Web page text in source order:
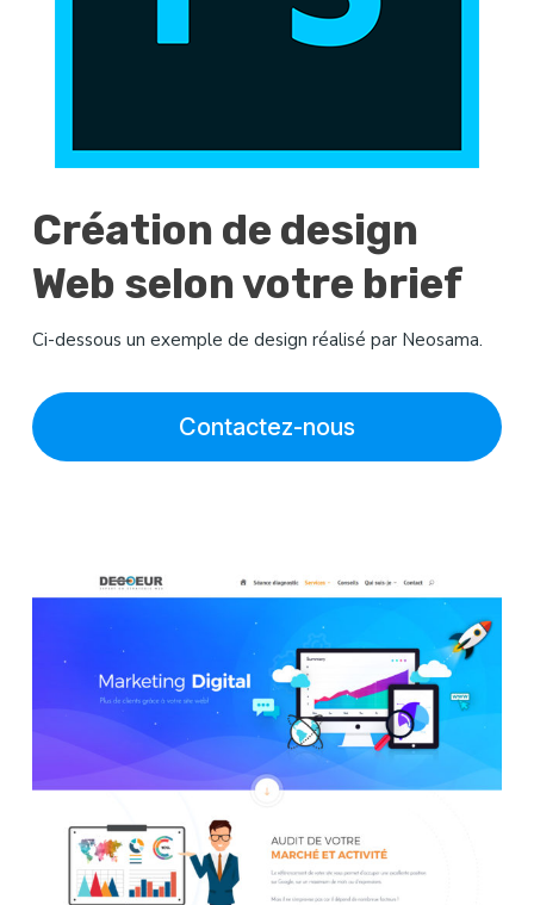
Création de design
Web selon votre brief
Ci-dessous un exemple de design réalisé par Neosama.
Contactez-nous